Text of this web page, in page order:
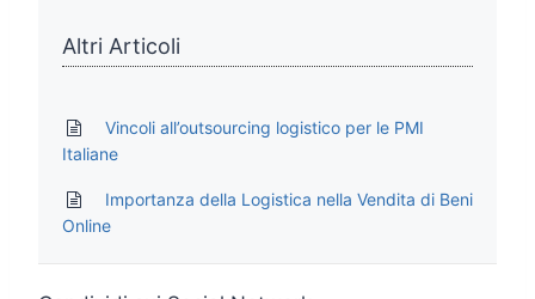
Altri Articoli
Vincoli all’outsourcing logistico per le PMI
Italiane
Importanza della Logistica nella Vendita di Beni
Online